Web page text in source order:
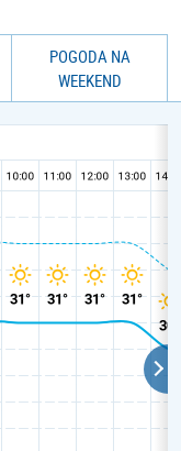
POGODA NA
WEEKEND